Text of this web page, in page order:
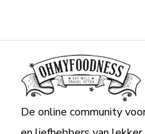
De online community